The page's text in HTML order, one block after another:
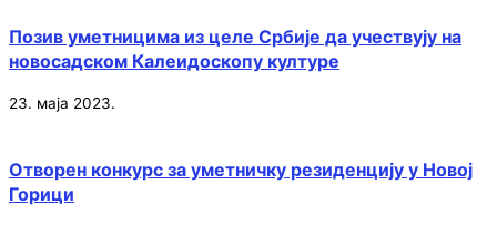
Позив уметницима из целе Србије да учествују на
новосадском Калеидоскопу културе
23. маја 2023.
Отворен конкурс за уметничку резиденцију у Новој
Горици